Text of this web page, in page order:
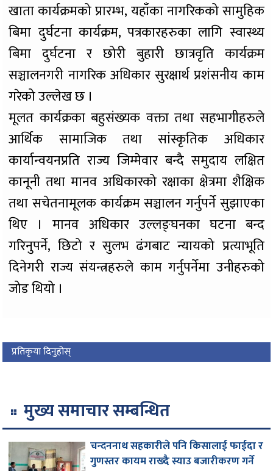
खाता कार्यक्रमको प्रारम्भ, यहाँका नागरिकको सामुहिक
बिमा दुर्घटना कार्यक्रम, पत्रकारहरुका लागि स्वास्थ्य
बिमा दुर्घटना र छोरी बुहारी छात्रवृति कार्यक्रम
सञ्चालनगरी नागरिक अधिकार सुरक्षार्थ प्रशंसनीय काम
गरेको उल्लेख छ ।
मूलत कार्यक्रका बहुसंख्यक वक्ता तथा सहभागीहरुले
आर्थिक सामाजिक तथा सांस्कृतिक अधिकार
कार्यान्वयनप्रति राज्य जिम्मेवार बन्दै समुदाय लक्षित
कानूनी तथा मानव अधिकारको रक्षाका क्षेत्रमा शैक्षिक
तथा सचेतनामूलक कार्यक्रम सञ्चालन गर्नुपर्ने सुझाएका
थिए । मानव अधिकार उल्लङ्घनका घटना बन्द
गरिनुपर्ने, छिटो र सुलभ ढंगबाट न्यायको प्रत्याभूति
दिनेगरी राज्य संयन्त्रहरुले काम गर्नुपर्नेमा उनीहरुको
जोड थियो ।
प्रतिकृया दिनुहोस्
मुख्य समाचार सम्बन्धित
चन्दननाथ सहकारीले पनि किसालाई फाईदा र
गुणस्तर कायम राख्दै स्याउ बजारीकरण गर्ने